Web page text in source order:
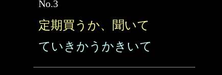
No.3
定期買うか、聞いて
ていきかうかきいて